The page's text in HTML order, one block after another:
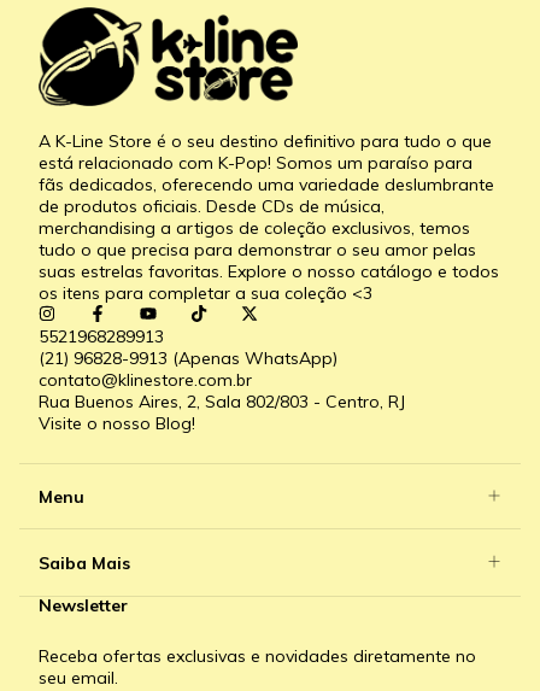
A K-Line Store é o seu destino definitivo para tudo o que
está relacionado com K-Pop! Somos um paraíso para
fãs dedicados, oferecendo uma variedade deslumbrante
de produtos oficiais. Desde CDs de música,
merchandising a artigos de coleção exclusivos, temos
tudo o que precisa para demonstrar o seu amor pelas
suas estrelas favoritas. Explore o nosso catálogo e todos
os itens para completar a sua coleção <3
5521968289913
(21) 96828-9913 (Apenas WhatsApp)
contato@klinestore.com.br
Rua Buenos Aires, 2, Sala 802/803 - Centro, RJ
Visite o nosso Blog!
Menu
Saiba Mais
Newsletter
Receba ofertas exclusivas e novidades diretamente no
seu email.